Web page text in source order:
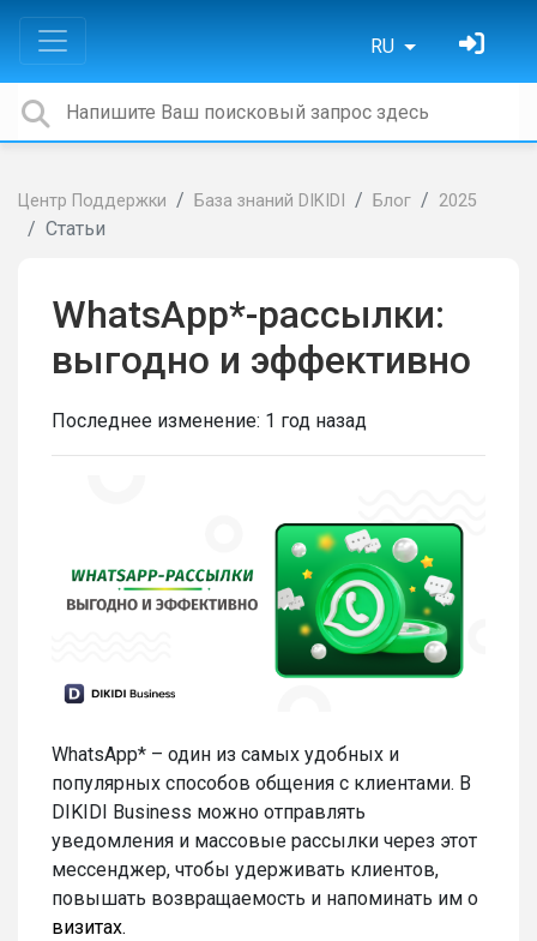
RU
Центр Поддержки База знаний DIKIDI Блог 2025
Статьи
WhatsApp*-рассылки:
выгодно и эффективно
Последнее изменение: 1 год назад
WhatsApp* – один из самых удобных и
популярных способов общения с клиентами. В
DIKIDI Business можно отправлять
уведомления и массовые рассылки через этот
мессенджер, чтобы удерживать клиентов,
повышать возвращаемость и напоминать им о
визитах.